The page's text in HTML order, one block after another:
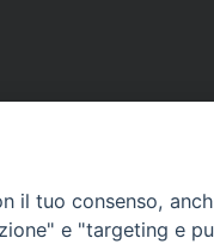
il tuo consenso,
e "targeting e